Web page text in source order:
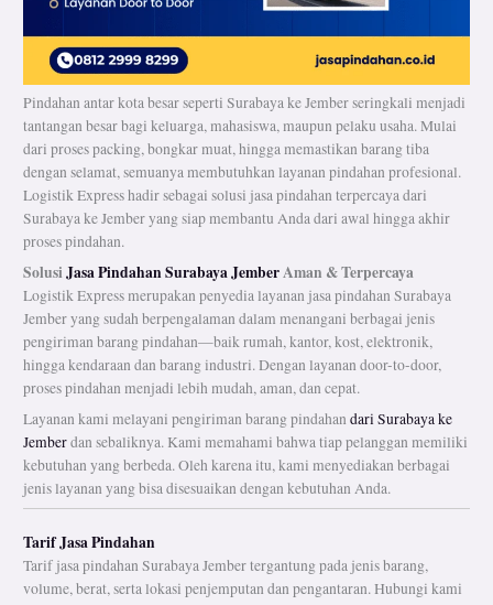
Pindahan antar kota besar seperti Surabaya ke Jember seringkali menjadi
tantangan besar bagi keluarga, mahasiswa, maupun pelaku usaha. Mulai
dari proses packing, bongkar muat, hingga memastikan barang tiba
dengan selamat, semuanya membutuhkan layanan pindahan profesional.
Logistik Express hadir sebagai solusi jasa pindahan terpercaya dari
Surabaya ke Jember yang siap membantu Anda dari awal hingga akhir
proses pindahan.
SolusiJasa Pindahan Surabaya JemberAman & Terpercaya
Logistik Express merupakan penyedia layanan jasa pindahan Surabaya
Jember yang sudah berpengalaman dalam menangani berbagai jenis
pengiriman barang pindahan—baik rumah, kantor, kost, elektronik,
hingga kendaraan dan barang industri. Dengan layanan door-to-door,
proses pindahan menjadi lebih mudah, aman, dan cepat.
Layanan kami melayani pengiriman barang pindahandari Surabaya ke
Jemberdan sebaliknya. Kami memahami bahwa tiap pelanggan memiliki
kebutuhan yang berbeda. Oleh karena itu, kami menyediakan berbagai
jenis layanan yang bisa disesuaikan dengan kebutuhan Anda.
Tarif Jasa Pindahan
Tarif jasa pindahan Surabaya Jember tergantung pada jenis barang,
volume, berat, serta lokasi penjemputan dan pengantaran. Hubungi kami